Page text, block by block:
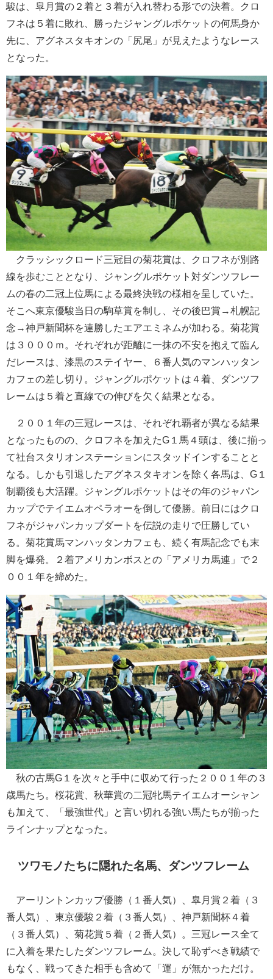
駿は、皐月賞の２着と３着が入れ替わる形での決着。クロ
フネは５着に敗れ、勝ったジャングルポケットの何馬身か
先に、アグネスタキオンの「尻尾」が見えたようなレース
となった。
クラッシックロード三冠目の菊花賞は、クロフネが別路
線を歩むこととなり、ジャングルポケット対ダンツフレー
ムの春の二冠上位馬による最終決戦の様相を呈していた。
そこへ東京優駿当日の駒草賞を制し、その後巴賞→札幌記
念→神戸新聞杯を連勝したエアエミネムが加わる。菊花賞
は３０００ｍ。それぞれが距離に一抹の不安を抱えて臨ん
だレースは、漆黒のステイヤー、６番人気のマンハッタン
カフェの差し切り。ジャングルポケットは４着、ダンツフ
レームは５着と直線での伸びを欠く結果となる。
２００１年の三冠レースは、それぞれ覇者が異なる結果
となったものの、クロフネを加えたG１馬４頭は、後に揃っ
て社台スタリオンステーションにスタッドインすることと
なる。しかも引退したアグネスタキオンを除く各馬は、G１
制覇後も大活躍。ジャングルポケットはその年のジャパン
カップでテイエムオペラオーを倒して優勝。前日にはクロ
フネがジャパンカップダートを伝説の走りで圧勝してい
る。菊花賞馬マンハッタンカフェも、続く有馬記念でも末
脚を爆発。２着アメリカンボスとの「アメリカ馬連」で２
００１年を締めた。
秋の古馬G１を次々と手中に収めて行った２００１年の３
歳馬たち。桜花賞、秋華賞の二冠牝馬テイエムオーシャン
も加えて、「最強世代」と言い切れる強い馬たちが揃った
ラインナップとなった。
ツワモノたちに隠れた名馬、ダンツフレーム
アーリントンカップ優勝（１番人気）、皐月賞２着（３
番人気）、東京優駿２着（３番人気）、神戸新聞杯４着
（３番人気）、菊花賞５着（２番人気）。三冠レース全て
に入着を果たしたダンツフレーム。決して恥ずべき戦績で
もなく、戦ってきた相手も含めて「運」が無かっただけ。